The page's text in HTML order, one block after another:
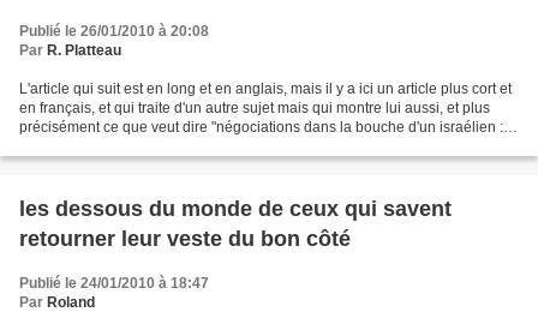
Publié le 26/01/2010 à 20:08
Par R. Platteau
L'article qui suit est en long et en anglais, mais il y a ici un article plus cort et
en français, et qui traite d'un autre sujet mais qui montre lui aussi, et plus
précisément ce que veut dire "négociations dans la bouche d'un israélien :
les dessous du monde de ceux qui savent
retourner leur veste du bon côté
Publié le 24/01/2010 à 18:47
Par Roland